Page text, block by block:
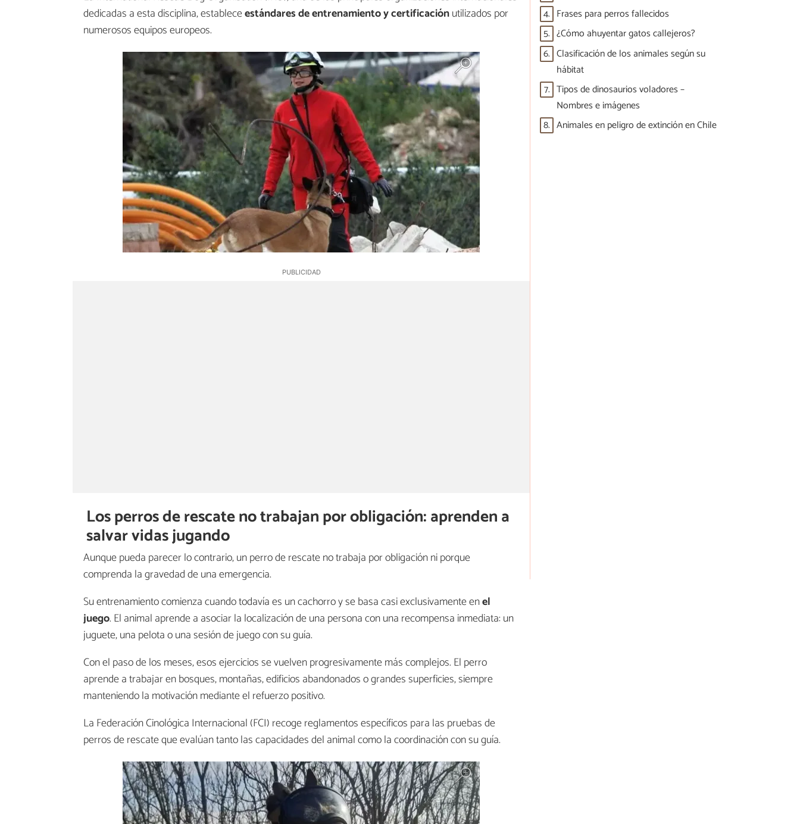
dedicadas a esta disciplina, estableceestándares de entrenamiento y certificaciónutilizados por
numerosos equipos europeos.
Los perros de rescate no trabajan por obligación: aprenden a
salvar vidas jugando
Aunque pueda parecer lo contrario, un perro de rescate no trabaja por obligación ni porque
comprenda la gravedad de una emergencia.
Su entrenamiento comienza cuando todavía es un cachorro y se basa casi exclusivamente enel
juego. El animal aprende a asociar la localización de una persona con una recompensa inmediata: un
juguete, una pelota o una sesión de juego con su guía.
Con el paso de los meses, esos ejercicios se vuelven progresivamente más complejos. El perro
aprende a trabajar en bosques, montañas, edificios abandonados o grandes superficies, siempre
manteniendo la motivación mediante el refuerzo positivo.
La Federación Cinológica Internacional (FCI) recoge reglamentos específicos para las pruebas de
perros de rescate que evalúan tanto las capacidades del animal como la coordinación con su guía.
4. Frases para perros fallecidos
5. ¿Cómo ahuyentar gatos callejeros?
6. Clasificación de los animales según su
hábitat
7. Tipos de dinosaurios voladores –
Nombres e imágenes
8. Animales en peligro de extinción en Chile